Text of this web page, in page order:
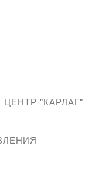
"КАРЛАГ"